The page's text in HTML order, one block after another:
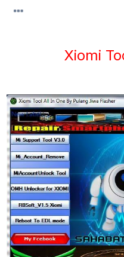
Xiomi